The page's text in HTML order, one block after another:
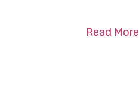
Read More